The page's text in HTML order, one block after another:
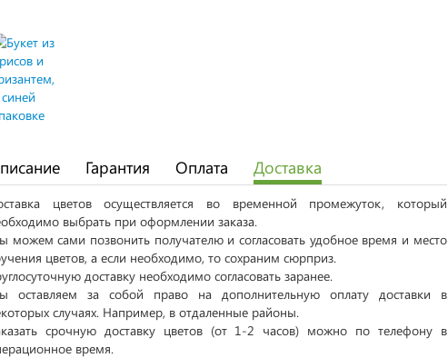
Гарантия Оплата Доставка
цветов осуществляется во временной промежуток, который
выбрать при оформлении заказа.
можем сами позвонить получателю и согласовать удобное время и место
цветов, а если необходимо, то сохраним сюрприз.
доставку необходимо согласовать заранее.
оставляем за собой право на дополнительную оплату доставки в
случаях. Например, в отдаленные районы.
срочную доставку цветов (от 1-2 часов) можно по телефону в
время.